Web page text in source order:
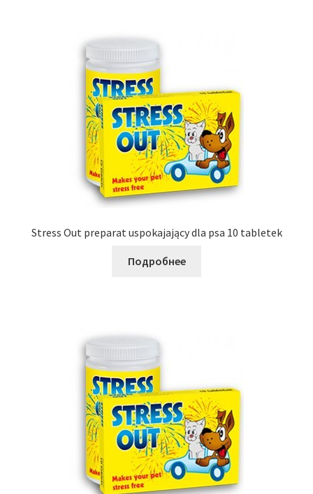
Stress Out preparat uspokajający dla psa 10 tabletek
Подробнее